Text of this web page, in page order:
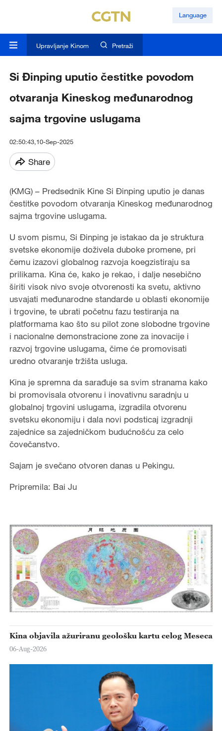
Language
Upravljanje Kinom Pretraži
Si Đinping uputio čestitke povodom
otvaranja Kineskog međunarodnog
sajma trgovine uslugama
02:50:43,10-Sep-2025
Share
(KMG) – Predsednik Kine Si Đinping uputio je danas
čestitke povodom otvaranja Kineskog međunarodnog
sajma trgovine uslugama.
U svom pismu, Si Đinping je istakao da je struktura
svetske ekonomije doživela duboke promene, pri
čemu izazovi globalnog razvoja koegzistiraju sa
prilikama. Kina će, kako je rekao, i dalje nesebično
širiti visok nivo svoje otvorenosti ka svetu, aktivno
usvajati međunarodne standarde u oblasti ekonomije
i trgovine, te ubrati početnu fazu testiranja na
platformama kao što su pilot zone slobodne trgovine
i nacionalne demonstracione zone za inovacije i
razvoj trgovine uslugama, čime će promovisati
uredno otvaranje tržišta usluga.
Kina je spremna da sarađuje sa svim stranama kako
bi promovisala otvorenu i inovativnu saradnju u
globalnoj trgovini uslugama, izgradila otvorenu
svetsku ekonomiju i dala novi podsticaj izgradnji
zajednice sa zajedničkom budućnošću za celo
čovečanstvo.
Sajam je svečano otvoren danas u Pekingu.
Pripremila: Bai Ju
Kina objavila ažuriranu geološku kartu celog Meseca
06-Aug-2026